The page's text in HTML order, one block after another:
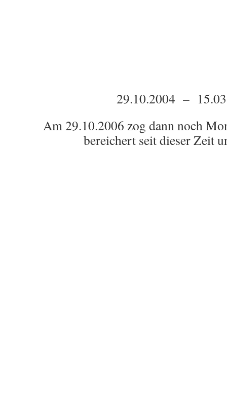
29.10.2004 –
Am 29.10.2006 zog dann noch
bereichert seit dieser Zeit